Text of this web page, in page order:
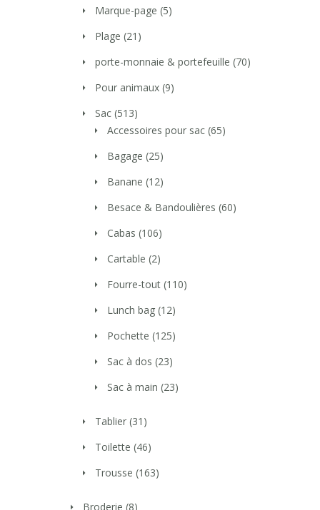
Marque-page (5)
Plage (21)
porte-monnaie & portefeuille (70)
Pour animaux (9)
Sac (513)
Accessoires pour sac (65)
Bagage (25)
Banane (12)
Besace & Bandoulières (60)
Cabas (106)
Cartable (2)
Fourre-tout (110)
Lunch bag (12)
Pochette (125)
Sac à dos (23)
Sac à main (23)
Tablier (31)
Toilette (46)
Trousse (163)
Broderie (8)